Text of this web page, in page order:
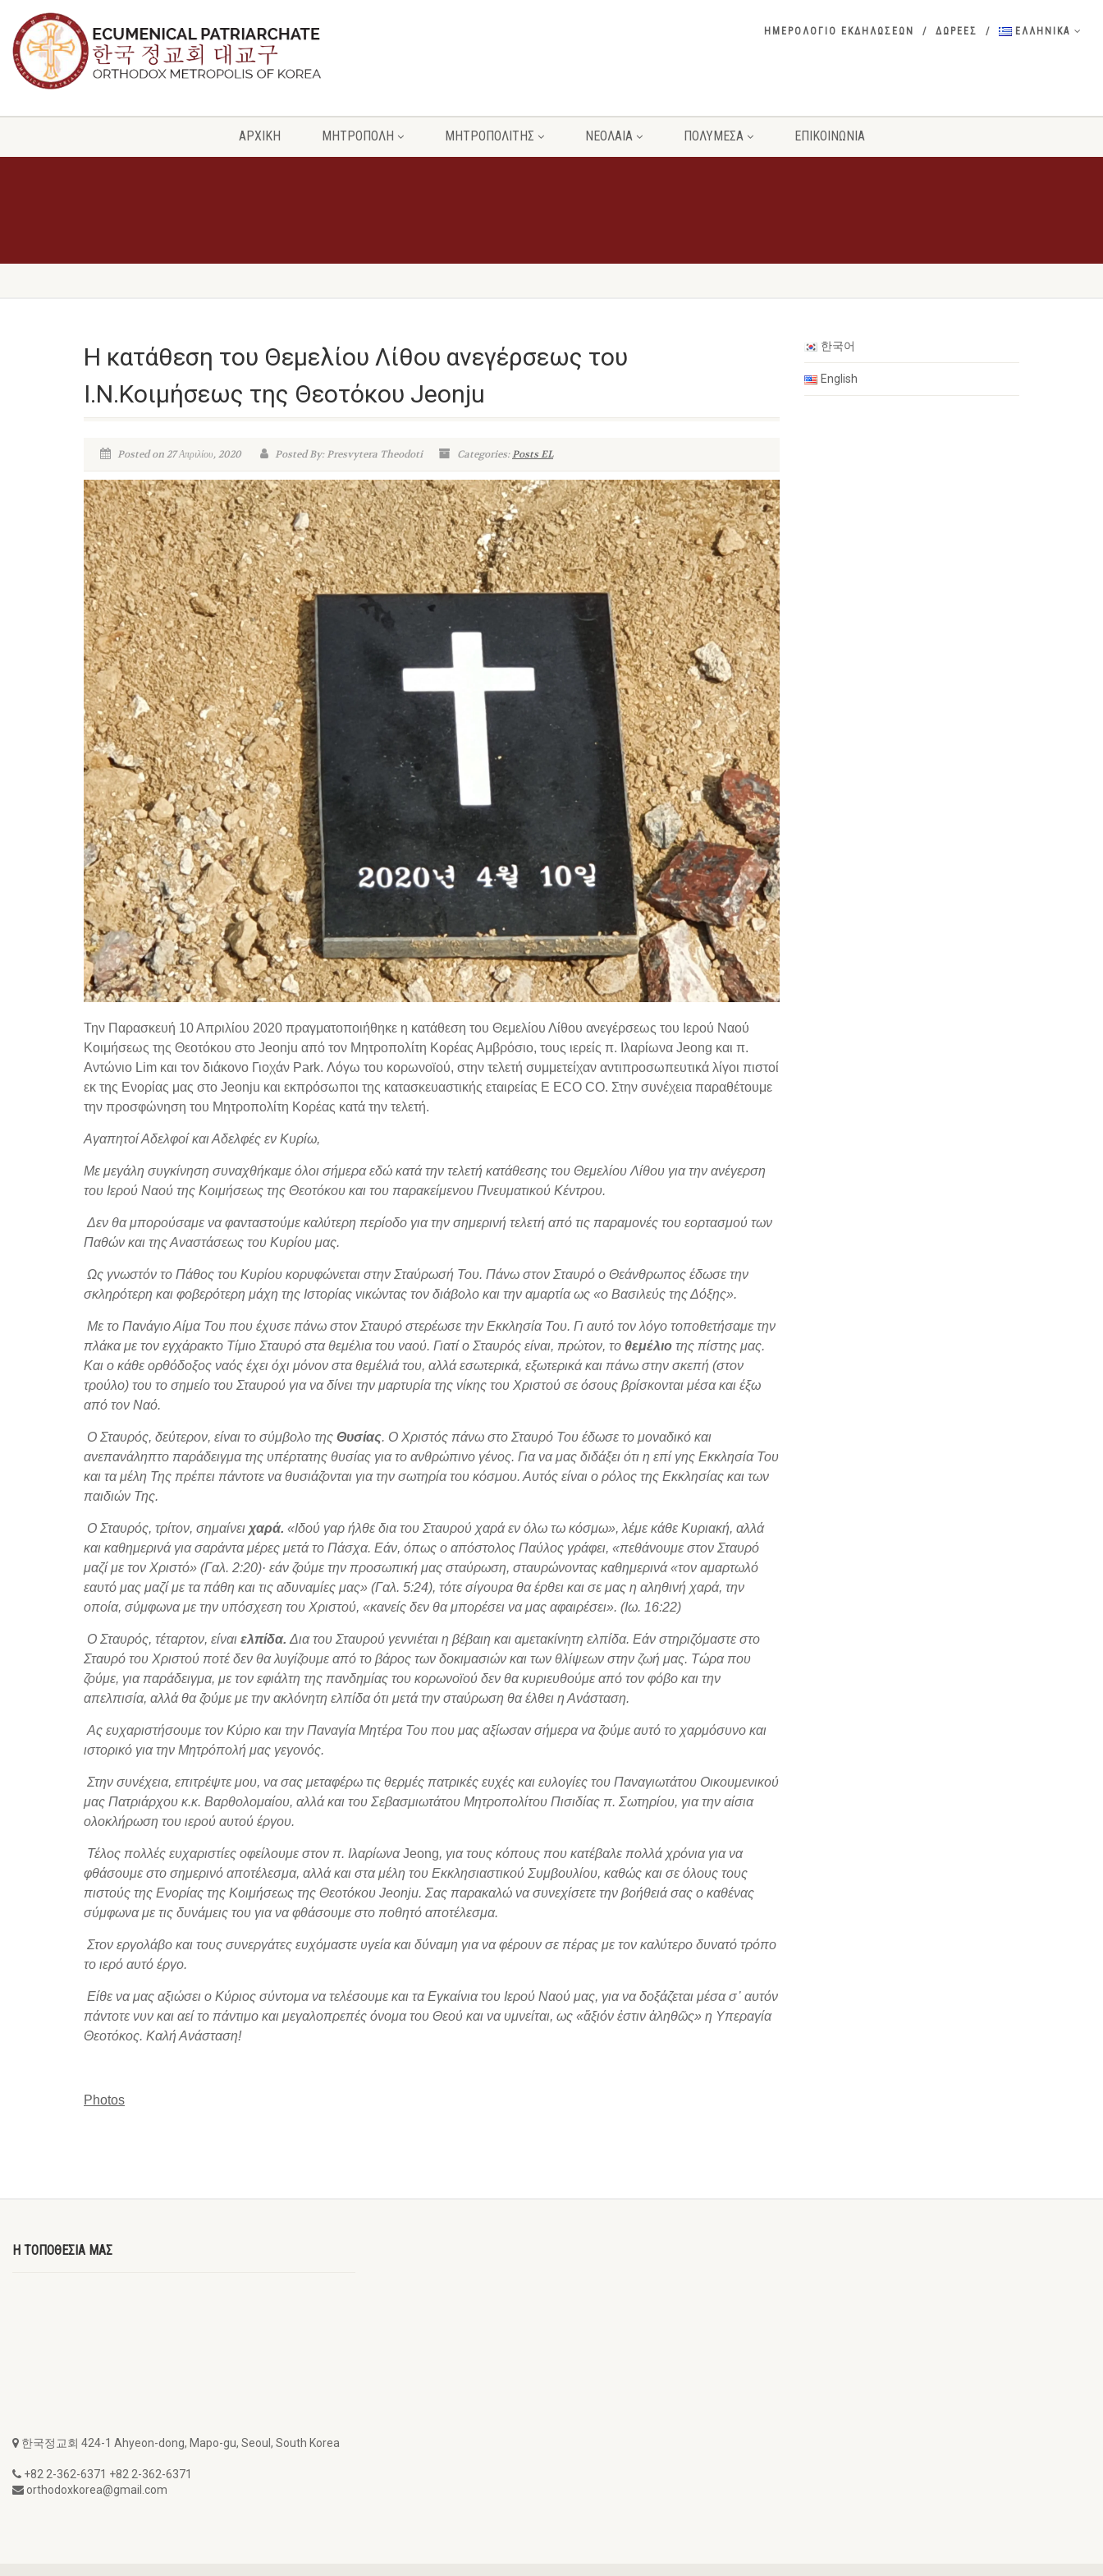
ΗΜΕΡΟΛΟΓΙΟ ΕΚΔΗΛΩΣΕΩΝ ΔΩΡΕΕΣ ΕΛΛΗΝΙΚΑ
ΑΡΧΙΚΗ ΜΗΤΡΟΠΟΛΗ ΜΗΤΡΟΠΟΛΙΤΗΣ ΝΕΟΛΑΙΑ ΠΟΛΥΜΕΣΑ ΕΠΙΚΟΙΝΩΝΙΑ
Η κατάθεση του Θεμελίου Λίθου ανεγέρσεως του
Ι.Ν.Κοιμήσεως της Θεοτόκου Jeonju
Posted on 27 Απριλίου, 2020 Posted By: Presvytera Theodoti Categories:Posts EL
Την Παρασκευή 10 Απριλίου 2020 πραγματοποιήθηκε η κατάθεση του Θεμελίου Λίθου ανεγέρσεως του Ιερού Ναού
Κοιμήσεως της Θεοτόκου στο Jeonju από τον Μητροπολίτη Κορέας Αμβρόσιο, τους ιερείς π. Ιλαρίωνα Jeong και π.
Αντώνιο Lim και τον διάκονο Γιοχάν Park. Λόγω του κορωνοϊού, στην τελετή συμμετείχαν αντιπροσωπευτικά λίγοι πιστοί
εκ της Ενορίας μας στο Jeonju και εκπρόσωποι της κατασκευαστικής εταιρείας E ECO CO. Στην συνέχεια παραθέτουμε
την προσφώνηση του Μητροπολίτη Κορέας κατά την τελετή.
Αγαπητοί Αδελφοί και Αδελφές εν Κυρίω,
Με μεγάλη συγκίνηση συναχθήκαμε όλοι σήμερα εδώ κατά την τελετή κατάθεσης του Θεμελίου Λίθου για την ανέγερση
του Ιερού Ναού της Κοιμήσεως της Θεοτόκου και του παρακείμενου Πνευματικού Κέντρου.
Δεν θα μπορούσαμε να φανταστούμε καλύτερη περίοδο για την σημερινή τελετή από τις παραμονές του εορτασμού των
Παθών και της Αναστάσεως του Κυρίου μας.
Ως γνωστόν το Πάθος του Κυρίου κορυφώνεται στην Σταύρωσή Του. Πάνω στον Σταυρό ο Θεάνθρωπος έδωσε την
σκληρότερη και φοβερότερη μάχη της Ιστορίας νικώντας τον διάβολο και την αμαρτία ως «ο Βασιλεύς της Δόξης».
Με το Πανάγιο Αίμα Του που έχυσε πάνω στον Σταυρό στερέωσε την Εκκλησία Του. Γι αυτό τον λόγο τοποθετήσαμε την
πλάκα με τον εγχάρακτο Τίμιο Σταυρό στα θεμέλια του ναού. Γιατί ο Σταυρός είναι, πρώτον, το θεμέλιο της πίστης μας.
Και ο κάθε ορθόδοξος ναός έχει όχι μόνον στα θεμέλιά του, αλλά εσωτερικά, εξωτερικά και πάνω στην σκεπή (στον
τρούλο) του το σημείο του Σταυρού για να δίνει την μαρτυρία της νίκης του Χριστού σε όσους βρίσκονται μέσα και έξω
από τον Ναό.
Ο Σταυρός, δεύτερον, είναι το σύμβολο της Θυσίας. Ο Χριστός πάνω στο Σταυρό Του έδωσε το μοναδικό και
ανεπανάληπτο παράδειγμα της υπέρτατης θυσίας για το ανθρώπινο γένος. Για να μας διδάξει ότι η επί γης Εκκλησία Του
και τα μέλη Της πρέπει πάντοτε να θυσιάζονται για την σωτηρία του κόσμου. Αυτός είναι ο ρόλος της Εκκλησίας και των
παιδιών Της.
Ο Σταυρός, τρίτον, σημαίνει χαρά. «Ιδού γαρ ήλθε δια του Σταυρού χαρά εν όλω τω κόσμω», λέμε κάθε Κυριακή, αλλά
και καθημερινά για σαράντα μέρες μετά το Πάσχα. Εάν, όπως ο απόστολος Παύλος γράφει, «πεθάνουμε στον Σταυρό
μαζί με τον Χριστό» (Γαλ. 2:20)· εάν ζούμε την προσωπική μας σταύρωση, σταυρώνοντας καθημερινά «τον αμαρτωλό
εαυτό μας μαζί με τα πάθη και τις αδυναμίες μας» (Γαλ. 5:24), τότε σίγουρα θα έρθει και σε μας η αληθινή χαρά, την
οποία, σύμφωνα με την υπόσχεση του Χριστού, «κανείς δεν θα μπορέσει να μας αφαιρέσει». (Ιω. 16:22)
Ο Σταυρός, τέταρτον, είναι ελπίδα. Δια του Σταυρού γεννιέται η βέβαιη και αμετακίνητη ελπίδα. Εάν στηριζόμαστε στο
Σταυρό του Χριστού ποτέ δεν θα λυγίζουμε από το βάρος των δοκιμασιών και των θλίψεων στην ζωή μας. Τώρα που
ζούμε, για παράδειγμα, με τον εφιάλτη της πανδημίας του κορωνοϊού δεν θα κυριευθούμε από τον φόβο και την
απελπισία, αλλά θα ζούμε με την ακλόνητη ελπίδα ότι μετά την σταύρωση θα έλθει η Ανάσταση.
Ας ευχαριστήσουμε τον Κύριο και την Παναγία Μητέρα Του που μας αξίωσαν σήμερα να ζούμε αυτό το χαρμόσυνο και
ιστορικό για την Μητρόπολή μας γεγονός.
Στην συνέχεια, επιτρέψτε μου, να σας μεταφέρω τις θερμές πατρικές ευχές και ευλογίες του Παναγιωτάτου Οικουμενικού
μας Πατριάρχου κ.κ. Βαρθολομαίου, αλλά και του Σεβασμιωτάτου Μητροπολίτου Πισιδίας π. Σωτηρίου, για την αίσια
ολοκλήρωση του ιερού αυτού έργου.
Τέλος πολλές ευχαριστίες οφείλουμε στον π. ΙλαρίωναJeong, για τους κόπους που κατέβαλε πολλά χρόνια για να
φθάσουμε στο σημερινό αποτέλεσμα, αλλά και στα μέλη του Εκκλησιαστικού Συμβουλίου, καθώς και σε όλους τους
πιστούς της Ενορίας της Κοιμήσεως της Θεοτόκου Jeonju. Σας παρακαλώ να συνεχίσετε την βοήθειά σας ο καθένας
σύμφωνα με τις δυνάμεις του για να φθάσουμε στο ποθητό αποτέλεσμα.
Στον εργολάβο και τους συνεργάτες ευχόμαστε υγεία και δύναμη για να φέρουν σε πέρας με τον καλύτερο δυνατό τρόπο
το ιερό αυτό έργο.
Είθε να μας αξιώσει ο Κύριος σύντομα να τελέσουμε και τα Εγκαίνια του Ιερού Ναού μας, για να δοξάζεται μέσα σ᾽ αυτόν
πάντοτε νυν και αεί το πάντιμο και μεγαλοπρεπές όνομα του Θεού και να υμνείται, ως «ἄξιόν ἐστιν ἀληθῶς» η Υπεραγία
Θεοτόκος. Καλή Ανάσταση!
Photos
한국어
English
Η ΤΟΠΟΘΕΣΙΑ ΜΑΣ
한국정교회 424-1 Ahyeon-dong, Mapo-gu, Seoul, South Korea
+82 2-362-6371 +82 2-362-6371
orthodoxkorea@gmail.com